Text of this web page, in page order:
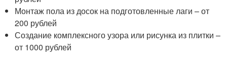
Монтаж пола из досок на подготовленные лаги – от
200 рублей
Создание комплексного узора или рисунка из плитки –
от 1000 рублей